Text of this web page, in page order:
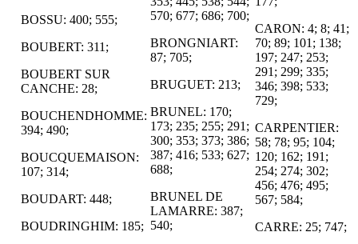
BOSSU: 400; 555;
BOUBERT: 311;
BOUBERT SUR
CANCHE: 28;
BOUCHENDHOMME:
394; 490;
BOUCQUEMAISON:
107; 314;
BOUDART: 448;
BOUDRINGHIM: 185;
570; 677; 686; 700;
BRONGNIART:
87; 705;
BRUGUET: 213;
BRUNEL: 170;
173; 235; 255; 291;
300; 353; 373; 386;
387; 416; 533; 627;
688;
BRUNEL DE
LAMARRE: 387;
540;
CARON: 4; 8; 41;
70; 89; 101; 138;
197; 247; 253;
291; 299; 335;
346; 398; 533;
729;
CARPENTIER:
58; 78; 95; 104;
120; 162; 191;
254; 274; 302;
456; 476; 495;
567; 584;
CARRE: 25; 747;